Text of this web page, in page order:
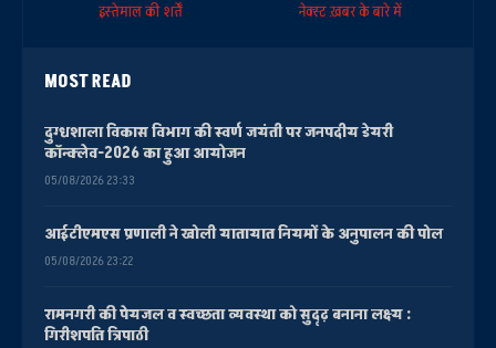
इस्तेमाल की शर्तें
नेक्स्ट ख़बर के बारे में
MOST READ
दुग्धशाला विकास विभाग की स्वर्ण जयंती पर जनपदीय डेयरी
कॉन्क्लेव-2026 का हुआ आयोजन
05/08/2026 23:33
आईटीएमएस प्रणाली ने खोली यातायात नियमों के अनुपालन की पोल
05/08/2026 23:22
रामनगरी की पेयजल व स्वच्छता व्यवस्था को सुदृढ़ बनाना लक्ष्य :
गिरीशपति त्रिपाठी